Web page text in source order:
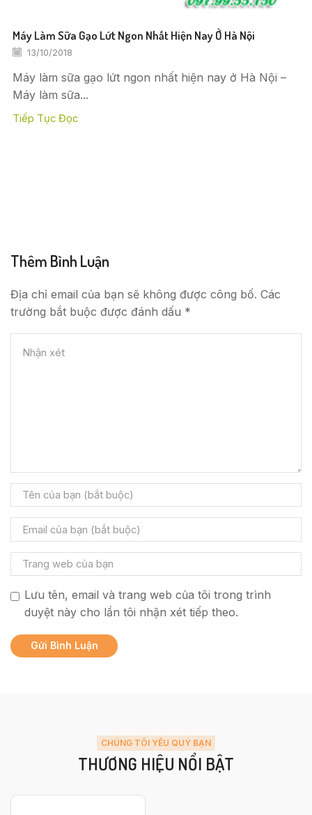
Máy Làm Sữa Gạo Lứt Ngon Nhất Hiện Nay Ở Hà Nội
13/10/2018
Máy làm sữa gạo lứt ngon nhất hiện nay ở Hà Nội –
Máy làm sữa...
Tiếp Tục Đọc
Thêm Bình Luận
Địa chỉ email của bạn sẽ không được công bố. Các
trường bắt buộc được đánh dấu *
Lưu tên, email và trang web của tôi trong trình
duyệt này cho lần tôi nhận xét tiếp theo.
CHÚNG TÔI YÊU QUÝ BẠN
THƯƠNG HIỆU NỔI BẬT